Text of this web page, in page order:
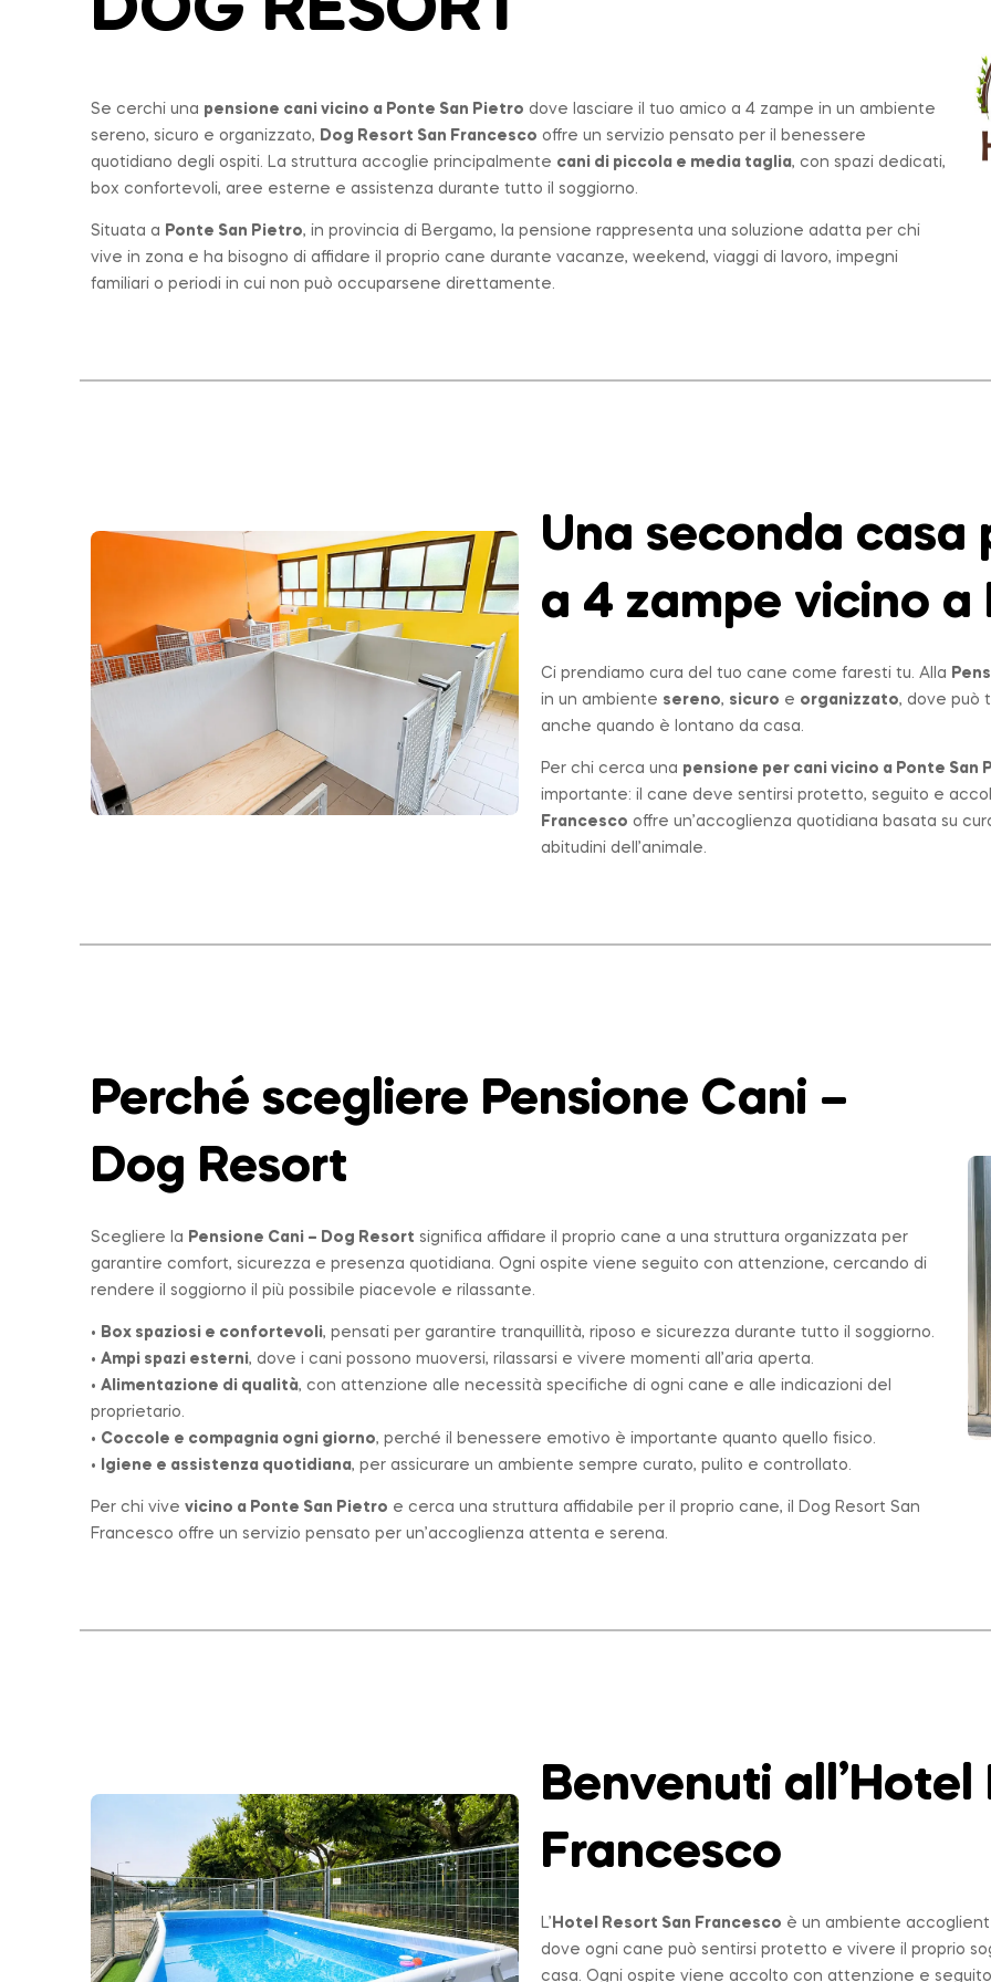
Se cerchi una pensione cani vicino a Ponte San Pietro dove lasciare il tuo amico a 4 zampe in un ambiente
sereno, sicuro e organizzato, Dog Resort San Francesco offre un servizio pensato per il benessere
quotidiano degli ospiti. La struttura accoglie principalmente cani di piccola e media taglia, con spazi dedicati,
box confortevoli, aree esterne e assistenza durante tutto il soggiorno.
Situata a Ponte San Pietro, in provincia di Bergamo, la pensione rappresenta una soluzione adatta per chi
vive in zona e ha bisogno di affidare il proprio cane durante vacanze, weekend, viaggi di lavoro, impegni
familiari o periodi in cui non può occuparsene direttamente.
Una seconda casa
a 4 zampe vicino a
Ci prendiamo cura del tuo cane come faresti tu. Alla
in un ambiente sereno, sicuro e organizzato, dove può
anche quando è lontano da casa.
Per chi cerca una pensione per cani vicino a Ponte San
importante: il cane deve sentirsi protetto, seguito e
Francesco offre un’accoglienza quotidiana basata su
abitudini dell’animale.
Perché scegliere Pensione Cani –
Dog Resort
Scegliere la Pensione Cani – Dog Resort significa affidare il proprio cane a una struttura organizzata per
garantire comfort, sicurezza e presenza quotidiana. Ogni ospite viene seguito con attenzione, cercando di
rendere il soggiorno il più possibile piacevole e rilassante.
• Box spaziosi e confortevoli, pensati per garantire tranquillità, riposo e sicurezza durante tutto il soggiorno.
• Ampi spazi esterni, dove i cani possono muoversi, rilassarsi e vivere momenti all’aria aperta.
• Alimentazione di qualità, con attenzione alle necessità specifiche di ogni cane e alle indicazioni del
proprietario.
• Coccole e compagnia ogni giorno, perché il benessere emotivo è importante quanto quello fisico.
•
Igiene e assistenza quotidiana, per assicurare un ambiente sempre curato, pulito e controllato.
Per chi vive vicino a Ponte San Pietro e cerca una struttura affidabile per il proprio cane, il Dog Resort San
Francesco offre un servizio pensato per un’accoglienza attenta e serena.
Benvenuti all’Hotel
Francesco
L’ Hotel Resort San Francesco è un ambiente
dove ogni cane può sentirsi protetto e vivere il proprio
casa. Ogni ospite viene accolto con attenzione e